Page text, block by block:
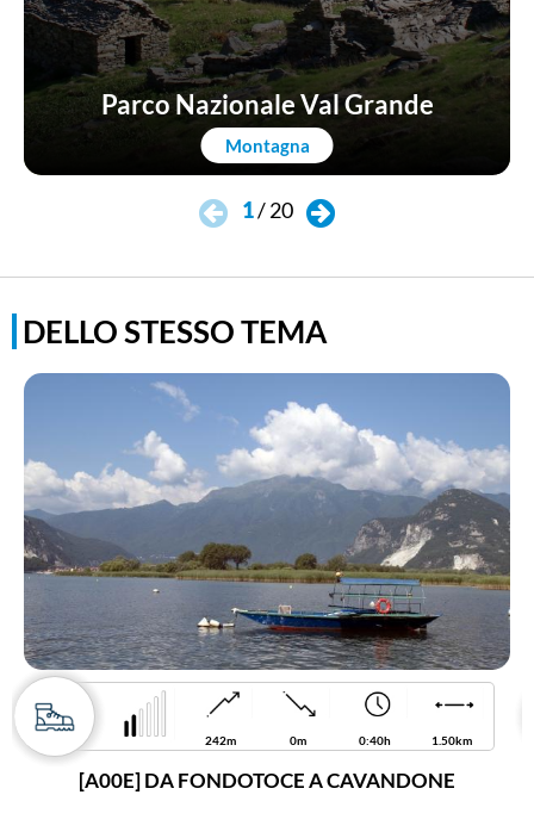
Montagna
Parco Nazionale Val Grande
1/20
DELLO STESSO TEMA
242m 0m 0:40h 1.50km
[A00E] DA FONDOTOCE A CAVANDONE